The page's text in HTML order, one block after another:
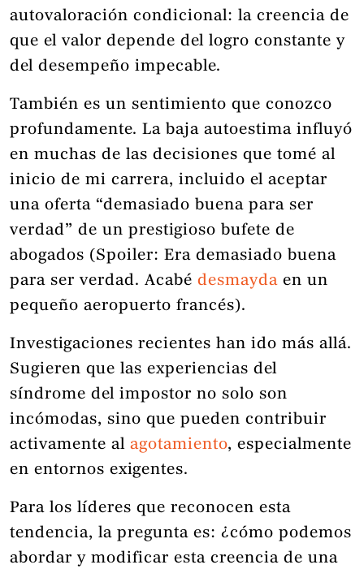
autovaloración condicional: la creencia de
que el valor depende del logro constante y
del desempeño impecable.
También es un sentimiento que conozco
profundamente. La baja autoestima influyó
en muchas de las decisiones que tomé al
inicio de mi carrera, incluido el aceptar
una oferta “demasiado buena para ser
verdad” de un prestigioso bufete de
abogados (Spoiler: Era demasiado buena
para ser verdad. Acabé desmayda en un
pequeño aeropuerto francés).
Investigaciones recientes han ido más allá.
Sugieren que las experiencias del
síndrome del impostor no solo son
incómodas, sino que pueden contribuir
activamente al agotamiento, especialmente
en entornos exigentes.
Para los líderes que reconocen esta
tendencia, la pregunta es: ¿cómo podemos
abordar y modificar esta creencia de una